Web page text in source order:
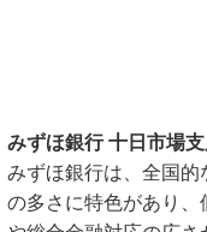
みずほ銀行 十日市場
みずほ銀行は、全国
の多さに特色があり